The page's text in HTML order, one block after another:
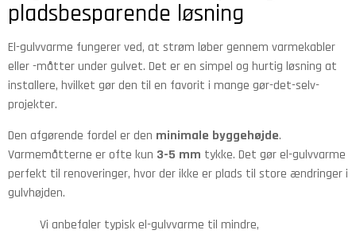
pladsbesparende løsning
El-gulvvarme fungerer ved, at strøm løber gennem varmekabler
eller -måtter under gulvet. Det er en simpel og hurtig løsning at
installere, hvilket gør den til en favorit i mange gør-det-selv-
projekter.
Den afgørende fordel er den minimale byggehøjde.
Varmemåtterne er ofte kun 3-5 mm tykke. Det gør el-gulvvarme
perfekt til renoveringer, hvor der ikke er plads til store ændringer i
gulvhøjden.
Vi anbefaler typisk el-gulvvarme til mindre,